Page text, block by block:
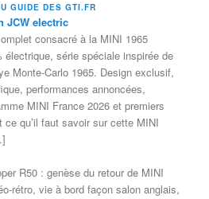
GUIDE DES GTI.FR
JCW electric
consacré à la MINI 1965
série spéciale inspirée de
Monte-Carlo 1965. Design exclusif,
performances annoncées,
MINI France 2026 et premiers
qu’il faut savoir sur cette MINI
R50 : genèse du retour de MINI
rétro, vie à bord façon salon anglais,